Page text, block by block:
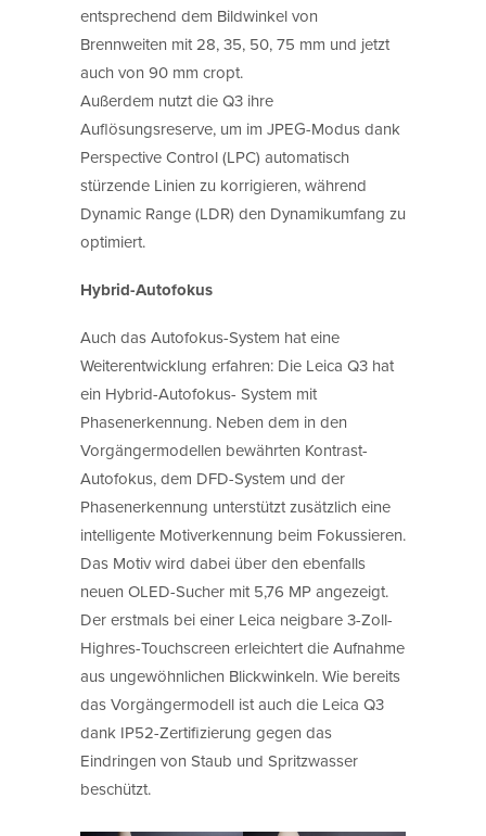
entsprechend dem Bildwinkel von
Brennweiten mit 28, 35, 50, 75 mm und jetzt
auch von 90 mm cropt.
Außerdem nutzt die Q3 ihre
Auflösungsreserve, um im JPEG-Modus dank
Perspective Control (LPC) automatisch
stürzende Linien zu korrigieren, während
Dynamic Range (LDR) den Dynamikumfang zu
optimiert.
Hybrid-Autofokus
Auch das Autofokus-System hat eine
Weiterentwicklung erfahren: Die Leica Q3 hat
ein Hybrid-Autofokus- System mit
Phasenerkennung. Neben dem in den
Vorgängermodellen bewährten Kontrast-
Autofokus, dem DFD-System und der
Phasenerkennung unterstützt zusätzlich eine
intelligente Motiverkennung beim Fokussieren.
Das Motiv wird dabei über den ebenfalls
neuen OLED-Sucher mit 5,76 MP angezeigt.
Der erstmals bei einer Leica neigbare 3-Zoll-
Highres-Touchscreen erleichtert die Aufnahme
aus ungewöhnlichen Blickwinkeln. Wie bereits
das Vorgängermodell ist auch die Leica Q3
dank IP52-Zertifizierung gegen das
Eindringen von Staub und Spritzwasser
beschützt.